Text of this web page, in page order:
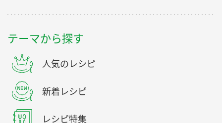
テーマから探す
人気のレシピ
新着レシピ
レシピ特集